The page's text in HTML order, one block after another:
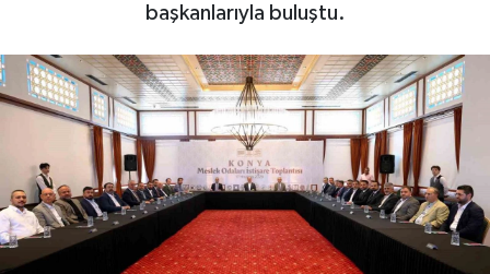
başkanlarıyla buluştu.
Gayrimenkul
Spor
Eğitim